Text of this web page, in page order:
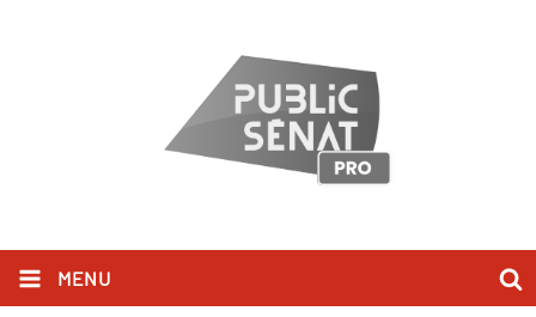
MENU
Eric Woerth - BCVO.PNG